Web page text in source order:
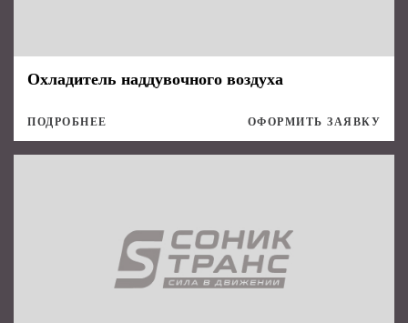
Охладитель наддувочного воздуха
ПОДРОБНЕЕ ОФОРМИТЬ ЗАЯВКУ